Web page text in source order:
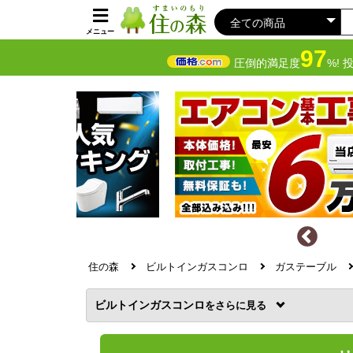
メニュー
圧倒的満足度97%!
住の森 ビルトインガスコンロ ガステーブル
ビルトインガスコンロ を